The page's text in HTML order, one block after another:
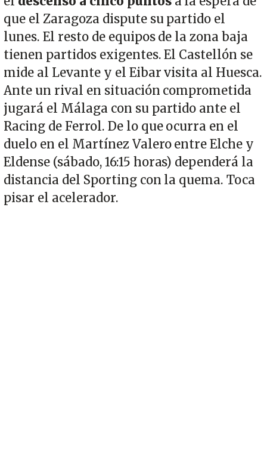
que el Zaragoza dispute su partido el
lunes. El resto de equipos de la zona baja
tienen partidos exigentes. El Castellón se
mide al Levante y el Eibar visita al Huesca.
Ante un rival en situación comprometida
jugará el Málaga con su partido ante el
Racing de Ferrol. De lo que ocurra en el
duelo en el Martínez Valero entre Elche y
Eldense (sábado, 16:15 horas) dependerá la
distancia del Sporting con la quema. Toca
pisar el acelerador.